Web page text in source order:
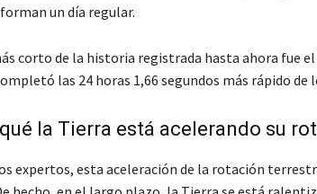
un día regular.
corto de la historia registrada hasta ahora fue el
las 24 horas 1,66 segundos más rápido de
la Tierra está acelerando su
expertos, esta aceleración de la rotación